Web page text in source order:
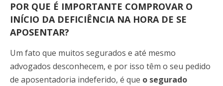
POR QUE É IMPORTANTE COMPROVAR O
INÍCIO DA DEFICIÊNCIA NA HORA DE SE
APOSENTAR?
Um fato que muitos segurados e até mesmo
advogados desconhecem, e por isso têm o seu pedido
de aposentadoria indeferido, é que o segurado